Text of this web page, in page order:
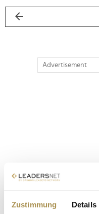
Zustimmung Details
Advertisement